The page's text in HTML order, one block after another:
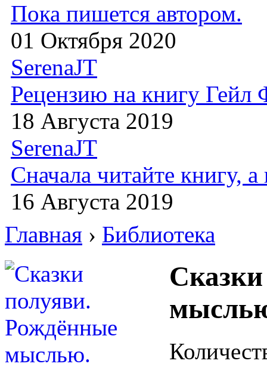
Пока пишется автором.
01 Октября 2020
SerenaJT
Рецензию на книгу
18 Августа 2019
SerenaJT
Сначала читайте книгу,
16 Августа 2019
Главная › Библиотека